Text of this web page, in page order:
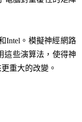
Intel。模擬神經網路
這些演算法，使得神
重大的改變。